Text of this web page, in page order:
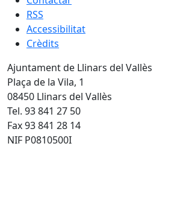
RSS
Accessibilitat
Crèdits
Ajuntament de Llinars del Vallès
Plaça de la Vila, 1
08450 Llinars del Vallès
Tel. 93 841 27 50
Fax 93 841 28 14
NIF P0810500I